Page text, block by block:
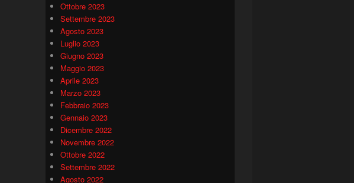
Ottobre 2023
Settembre 2023
Agosto 2023
Luglio 2023
Giugno 2023
Maggio 2023
Aprile 2023
Marzo 2023
Febbraio 2023
Gennaio 2023
Dicembre 2022
Novembre 2022
Ottobre 2022
Settembre 2022
Agosto 2022